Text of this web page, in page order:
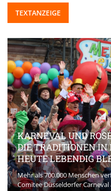
TEXTANZEIGE
KARNEVAL UND
DIE TRADITIONEN IN
HEUTE LEBENDIG
Mehr als 700.000 Menschen
Comitee Düsseldorfer